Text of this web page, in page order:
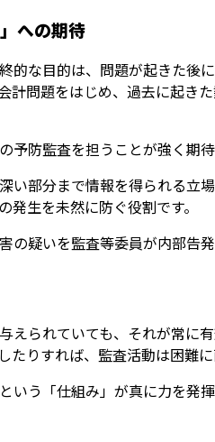
への期待
的な目的は、問題が起きた後
計問題をはじめ、過去に起き
予防監査を担うことが強く期
い部分まで情報を得られる立
生を未然に防ぐ役割です。
の疑いを監査等委員が内部告
えられていても、それが常に
たりすれば、監査活動は困難
いう「仕組み」が真に力を発